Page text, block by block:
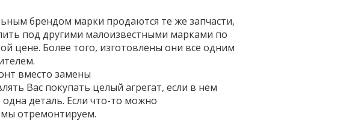
брендом марки продаются те же запчасти,
под другими малоизвестными марками по
цене. Более того, изготовлены они все одним
вместо замены
Вас покупать целый агрегат, если в нем
деталь. Если что-то можно
отремонтируем.